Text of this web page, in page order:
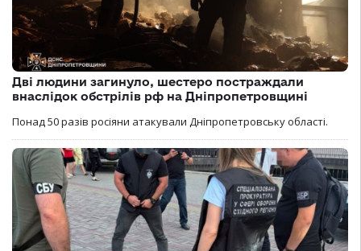
Дві людини загинуло, шестеро постраждали
внаслідок обстрілів рф на Дніпропетровщині
Понад 50 разів росіяни атакували Дніпропетровську області.